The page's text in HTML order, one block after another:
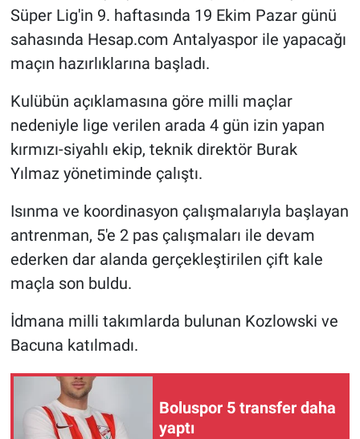
Süper Lig'in 9. haftasında 19 Ekim Pazar günü
sahasında Hesap.com Antalyaspor ile yapacağı
maçın hazırlıklarına başladı.
Kulübün açıklamasına göre milli maçlar
nedeniyle lige verilen arada 4 gün izin yapan
kırmızı-siyahlı ekip, teknik direktör Burak
Yılmaz yönetiminde çalıştı.
Isınma ve koordinasyon çalışmalarıyla başlayan
antrenman, 5'e 2 pas çalışmaları ile devam
ederken dar alanda gerçekleştirilen çift kale
maçla son buldu.
İdmana milli takımlarda bulunan Kozlowski ve
Bacuna katılmadı.
Boluspor 5 transfer daha
yaptı